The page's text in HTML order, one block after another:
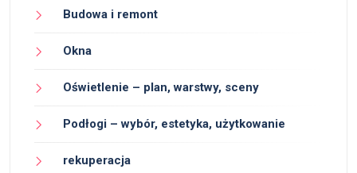
Budowa i remont
Okna
Oświetlenie – plan, warstwy, sceny
Podłogi – wybór, estetyka, użytkowanie
rekuperacja